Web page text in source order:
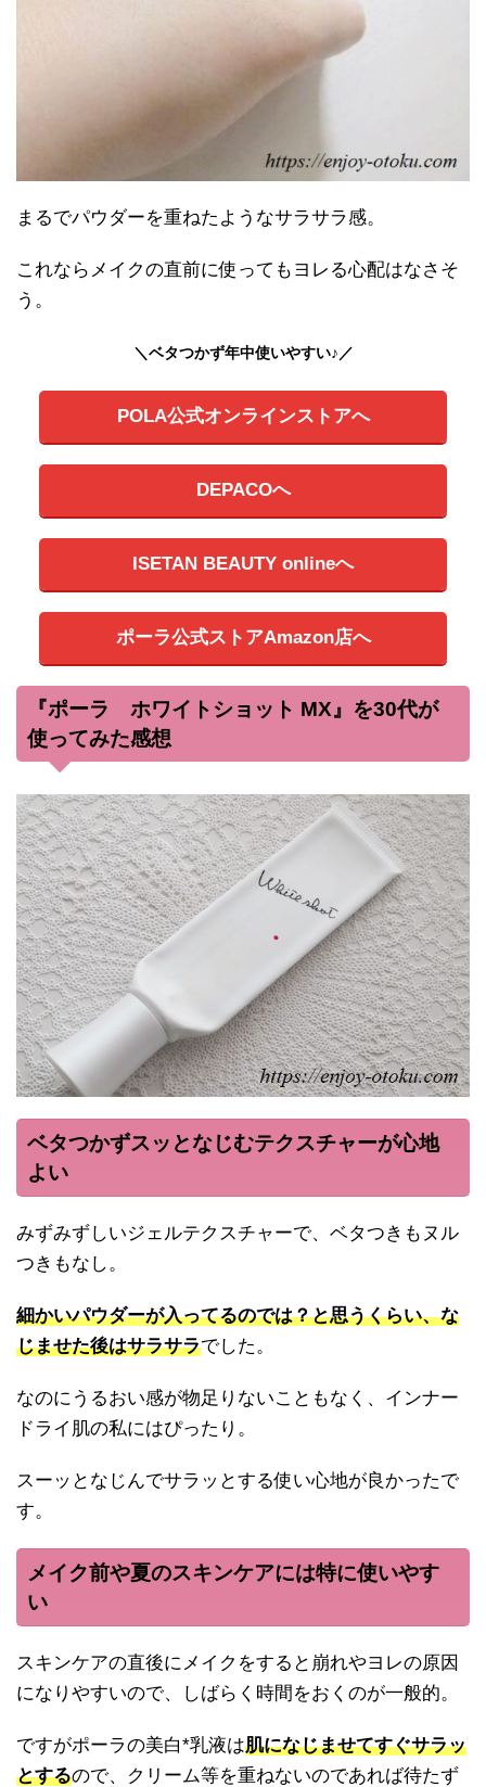
まるでパウダーを重ねたようなサラサラ感。
これならメイクの直前に使ってもヨレる心配はなさそ
う。
＼ベタつかず年中使いやすい♪／
POLA公式オンラインストアへ
DEPACOへ
ISETAN BEAUTY onlineへ
ポーラ公式ストアAmazon店へ
『ポーラ ホワイトショット MX』を30代が
使ってみた感想
ベタつかずスッとなじむテクスチャーが心地
よい
みずみずしいジェルテクスチャーで、ベタつきもヌル
つきもなし。
細かいパウダーが入ってるのでは？と思うくらい、な
じませた後はサラサラでした。
なのにうるおい感が物足りないこともなく、インナー
ドライ肌の私にはぴったり。
スーッとなじんでサラッとする使い心地が良かったで
す。
メイク前や夏のスキンケアには特に使いやす
い
スキンケアの直後にメイクをすると崩れやヨレの原因
になりやすいので、しばらく時間をおくのが一般的。
ですがポーラの美白*乳液は肌になじませてすぐサラッ
とするので、クリーム等を重ねないのであれば待たず